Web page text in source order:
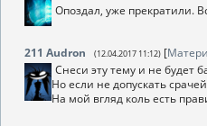
Опоздал, уже прекратили.
211 Audron (12.04.2017 11:12) [
Снеси эту тему и не будет
Но если не допускать
На мой вгляд коль есть